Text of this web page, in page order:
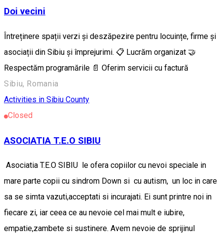
Doi vecini
Întreținere spații verzi și deszăpezire pentru locuințe, firme și
asociații din Sibiu și împrejurimi. 📋 Lucrăm organizat 🤝
Respectăm programările 📄 Oferim servicii cu factură
Sibiu, Romania
Activities in Sibiu County
Closed
ASOCIATIA T.E.O SIBIU
Asociatia T.E.O SIBIU le ofera copiilor cu nevoi speciale in
mare parte copii cu sindrom Down si cu autism, un loc in care
sa se simta vazuti,acceptati si incurajati. Ei sunt printre noi in
fiecare zi, iar ceea ce au nevoie cel mai mult e iubire,
empatie,zambete si sustinere. Avem nevoie de sprijinul